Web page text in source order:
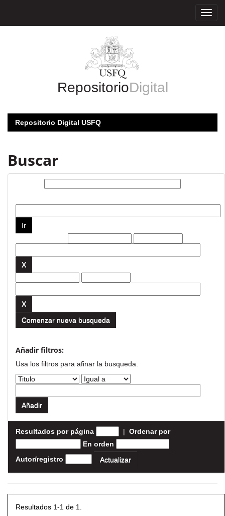
RepositorioDigital
Repositorio Digital USFQ
Buscar
Comenzar nueva busqueda
Añadir filtros:
Usa los filtros para afinar la busqueda.
Resultados por página | Ordenar por
En orden
Autor/registro
Resultados 1-1 de 1.